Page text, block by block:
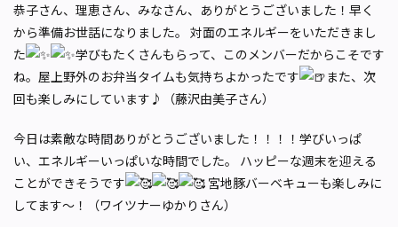
恭子さん、理恵さん、みなさん、ありがとうございました！早く
から準備お世話になりました。 対面のエネルギーをいただきまし
た
学びもたくさんもらって、このメンバーだからこそです
ね。屋上野外のお弁当タイムも気持ちよかったです
また、次
回も楽しみにしています♪（藤沢由美子さん）
今日は素敵な時間ありがとうございました！！！！学びいっぱ
い、エネルギーいっぱいな時間でした。 ハッピーな週末を迎える
ことができそうです
宮地豚バーベキューも楽しみに
してます〜！（ワイツナーゆかりさん）